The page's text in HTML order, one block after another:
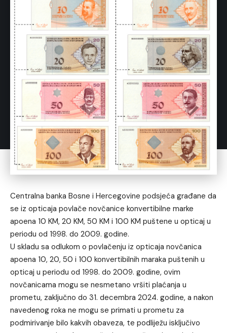
Centralna banka Bosne i Hercegovine podsjeća građane da
se iz opticaja povlače novčanice konvertibilne marke
apoena 10 KM, 20 KM, 50 KM i 100 KM puštene u opticaj u
periodu od 1998. do 2009. godine.
U skladu sa odlukom o povlačenju iz opticaja novčanica
apoena 10, 20, 50 i 100 konvertibilnih maraka puštenih u
opticaj u periodu od 1998. do 2009. godine, ovim
novčanicama mogu se nesmetano vršiti plaćanja u
prometu, zaključno do 31. decembra 2024. godine, a nakon
navedenog roka ne mogu se primati u prometu za
podmirivanje bilo kakvih obaveza, te podliježu isključivo